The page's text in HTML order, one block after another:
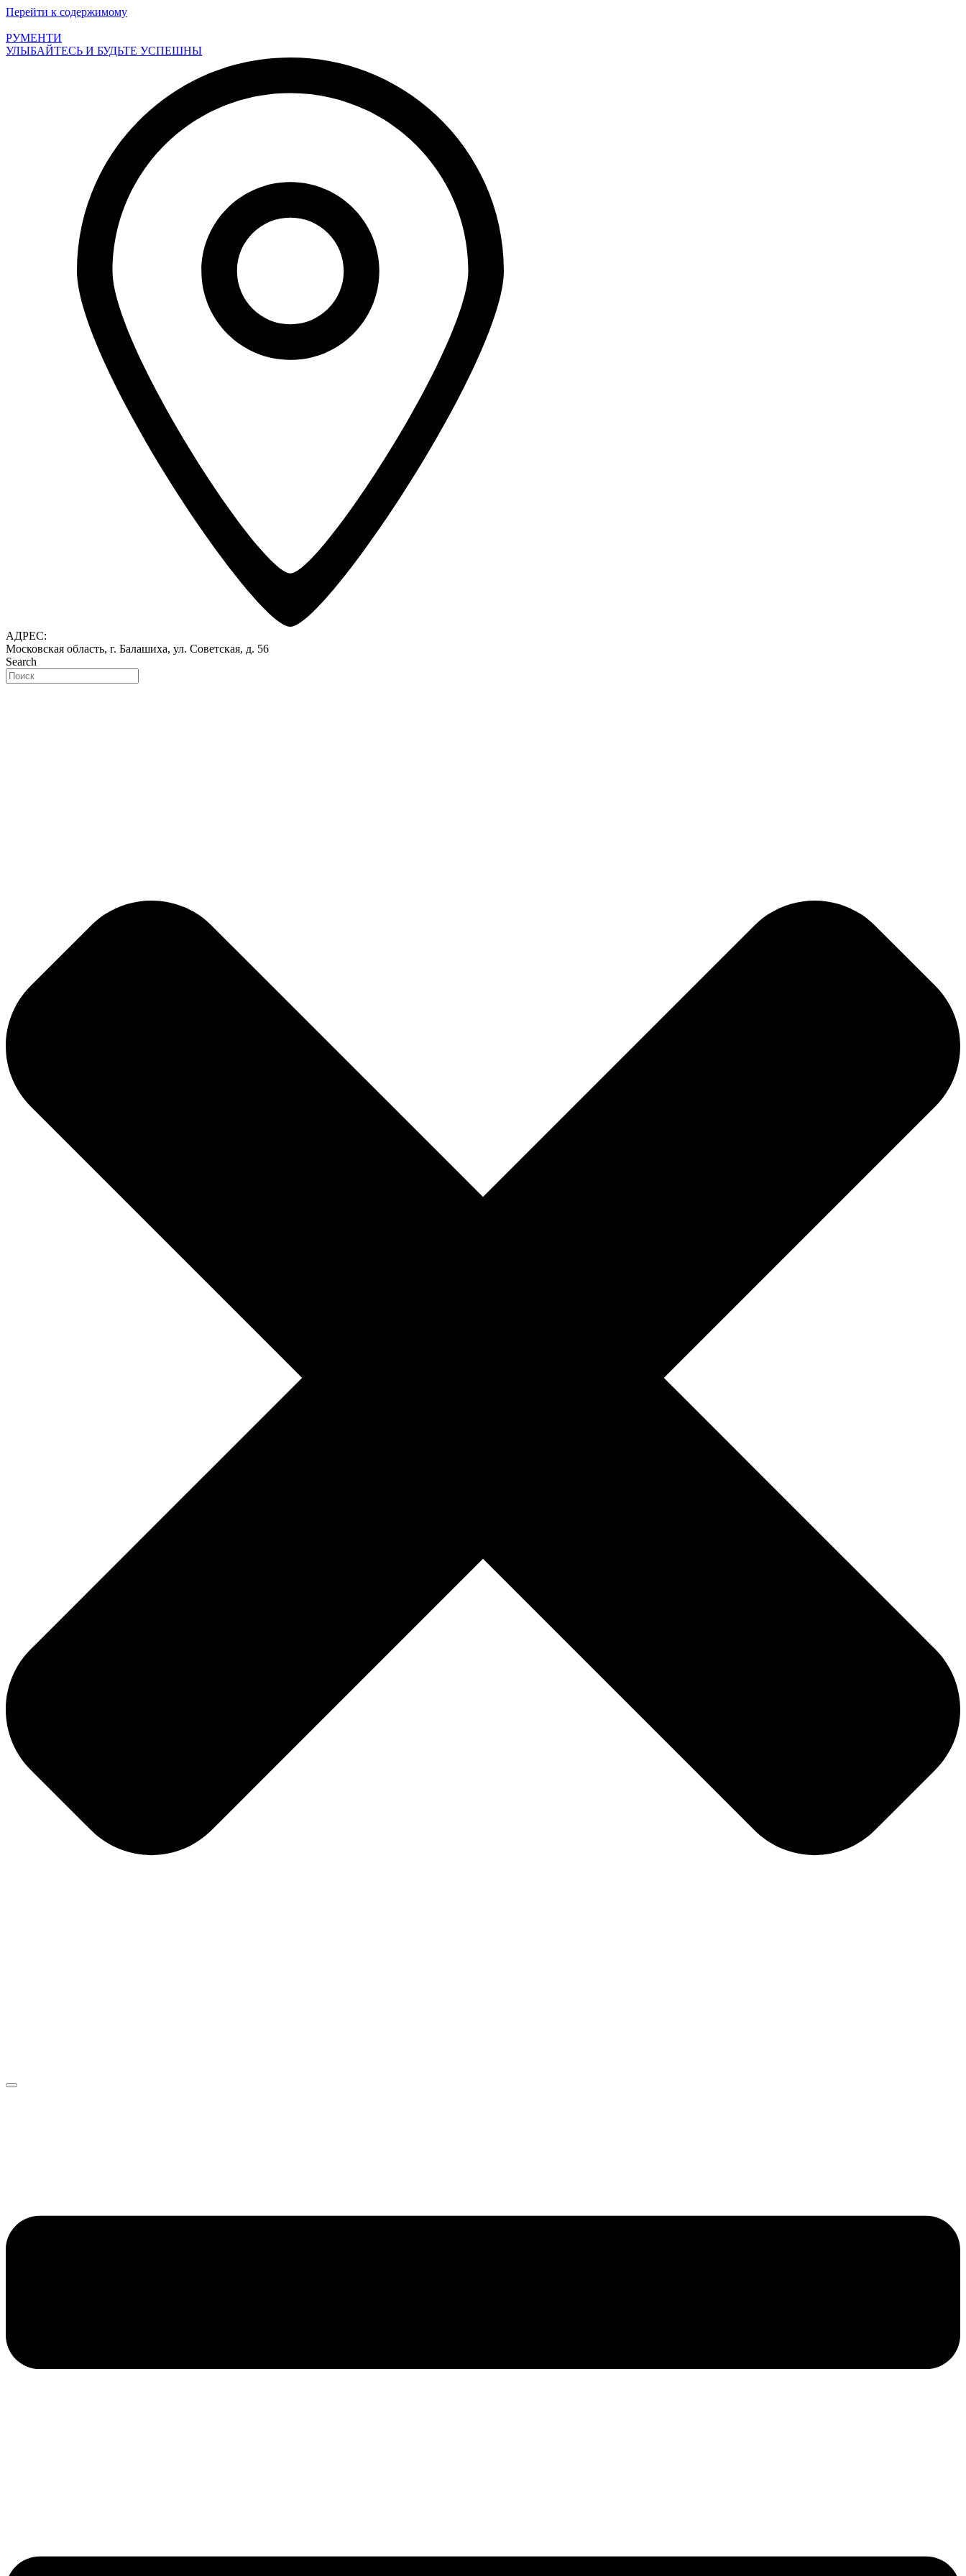
Перейти к содержимому
РУМЕНТИ
УЛЫБАЙТЕСЬ И БУДЬТЕ УСПЕШНЫ
АДРЕС:
Московская область, г. Балашиха, ул. Советская, д. 56
Search